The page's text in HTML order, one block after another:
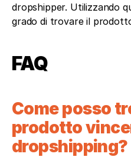
dropshipper. Utilizzando
grado di trovare il
FAQ
Come posso
prodotto
dropshipping?